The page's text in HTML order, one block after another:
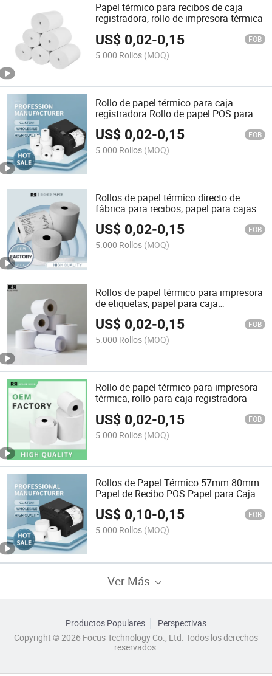
Papel térmico para recibos de caja
registradora, rollo de impresora térmica
US$ 0,02-0,15 FOB
5.000 Rollos (MOQ)
Rollo de papel térmico para caja
registradora Rollo de papel POS para
recibos 80X80 Rollo de caja térmica
US$ 0,02-0,15 FOB
5.000 Rollos (MOQ)
Rollos de papel térmico directo de
fábrica para recibos, papel para cajas
registradoras, rollo POS
US$ 0,02-0,15 FOB
5.000 Rollos (MOQ)
Rollos de papel térmico para impresora
de etiquetas, papel para caja
registradora, rollo de recibo de papel
térmico
US$ 0,02-0,15 FOB
5.000 Rollos (MOQ)
Rollo de papel térmico para impresora
térmica, rollo para caja registradora
US$ 0,02-0,15 FOB
5.000 Rollos (MOQ)
Rollos de Papel Térmico 57mm 80mm
Papel de Recibo POS Papel para Caja
Registradora Rollos de Caja
US$ 0,10-0,15 FOB
5.000 Rollos (MOQ)
Ver Más
Productos Populares
Perspectivas
Copyright © 2026 Focus Technology Co., Ltd. Todos los derechos
reservados.